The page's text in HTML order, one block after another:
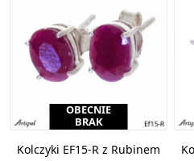
uszkodzeniami
OBECNIE
BRAK
Kolczyki EF15-R z Rubinem